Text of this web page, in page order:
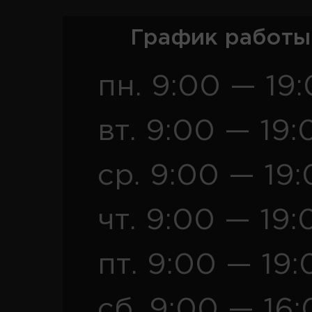
График
пн. 9:00 —
вт. 9:00 —
ср. 9:00 —
чт. 9:00 —
пт. 9:00 —